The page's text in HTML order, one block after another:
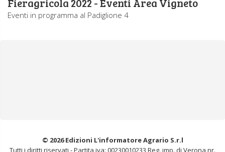
Fieragricola 2022 - Eventi Area Vigneto
Eventi in programma al Padiglione 4
© 2026 Edizioni L'informatore Agrario S.r.l